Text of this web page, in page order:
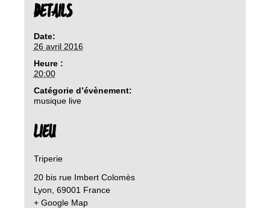
DETAILS
Date:
26 avril 2016
Heure :
20:00
Catégorie d’évènement:
musique live
LIEU
Triperie
20 bis rue Imbert Colomès
Lyon 69001 France
+ Google Map